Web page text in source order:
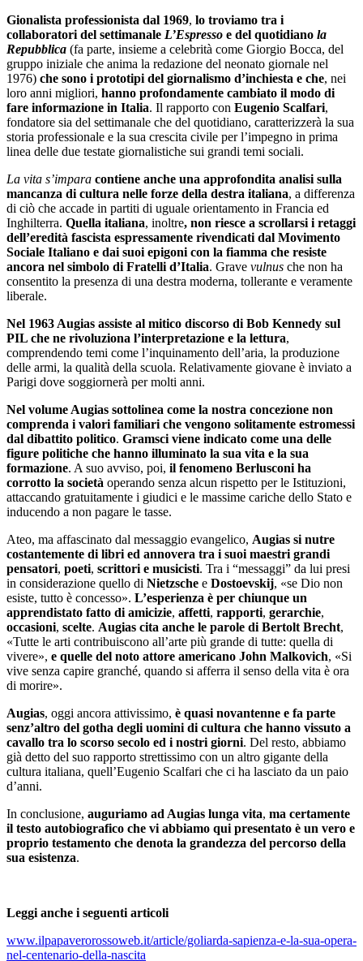
Gionalista professionista dal 1969, lo troviamo tra i
collaboratori del settimanale L’Espresso e del quotidiano la
Repubblica (fa parte, insieme a celebrità come Giorgio Bocca, del
gruppo iniziale che anima la redazione del neonato giornale nel
1976) che sono i prototipi del giornalismo d’inchiesta e che, nei
loro anni migliori, hanno profondamente cambiato il modo di
fare informazione in Italia. Il rapporto con Eugenio Scalfari,
fondatore sia del settimanale che del quotidiano, caratterizzerà la sua
storia professionale e la sua crescita civile per l’impegno in prima
linea delle due testate giornalistiche sui grandi temi sociali.
La vita s’impara contiene anche una approfondita analisi sulla
mancanza di cultura nelle forze della destra italiana, a differenza
di ciò che accade in partiti di uguale orientamento in Francia ed
Inghilterra. Quella italiana, inoltre, non riesce a scrollarsi i retaggi
dell’eredità fascista espressamente rivendicati dal Movimento
Sociale Italiano e dai suoi epigoni con la fiamma che resiste
ancora nel simbolo di Fratelli d’Italia. Grave vulnus che non ha
consentito la presenza di una destra moderna, tollerante e veramente
liberale.
Nel 1963 Augias assiste al mitico discorso di Bob Kennedy sul
PIL che ne rivoluziona l’interpretazione e la lettura,
comprendendo temi come l’inquinamento dell’aria, la produzione
delle armi, la qualità della scuola. Relativamente giovane è inviato a
Parigi dove soggiornerà per molti anni.
Nel volume Augias sottolinea come la nostra concezione non
comprenda i valori familiari che vengono solitamente estromessi
dal dibattito politico. Gramsci viene indicato come una delle
figure politiche che hanno illuminato la sua vita e la sua
formazione. A suo avviso, poi, il fenomeno Berlusconi ha
corrotto la società operando senza alcun rispetto per le Istituzioni,
attaccando gratuitamente i giudici e le massime cariche dello Stato e
inducendo a non pagare le tasse.
Ateo, ma affascinato dal messaggio evangelico, Augias si nutre
costantemente di libri ed annovera tra i suoi maestri grandi
pensatori, poeti, scrittori e musicisti. Tra i “messaggi” da lui presi
in considerazione quello di Nietzsche e Dostoevskij, «se Dio non
esiste, tutto è concesso». L’esperienza è per chiunque un
apprendistato fatto di amicizie, affetti, rapporti, gerarchie,
occasioni, scelte. Augias cita anche le parole di Bertolt Brecht,
«Tutte le arti contribuiscono all’arte più grande di tutte: quella di
vivere», e quelle del noto attore americano John Malkovich, «Si
vive senza capire granché, quando si afferra il senso della vita è ora
di morire».
Augias, oggi ancora attivissimo, è quasi novantenne e fa parte
senz’altro del gotha degli uomini di cultura che hanno vissuto a
cavallo tra lo scorso secolo ed i nostri giorni. Del resto, abbiamo
già detto del suo rapporto strettissimo con un altro gigante della
cultura italiana, quell’Eugenio Scalfari che ci ha lasciato da un paio
d’anni.
In conclusione, auguriamo ad Augias lunga vita, ma certamente
il testo autobiografico che vi abbiamo qui presentato è un vero e
proprio testamento che denota la grandezza del percorso della
sua esistenza.
Leggi anche i seguenti articoli
www.ilpapaverorossoweb.it/article/goliarda-sapienza-e-la-sua-opera-
nel-centenario-della-nascita